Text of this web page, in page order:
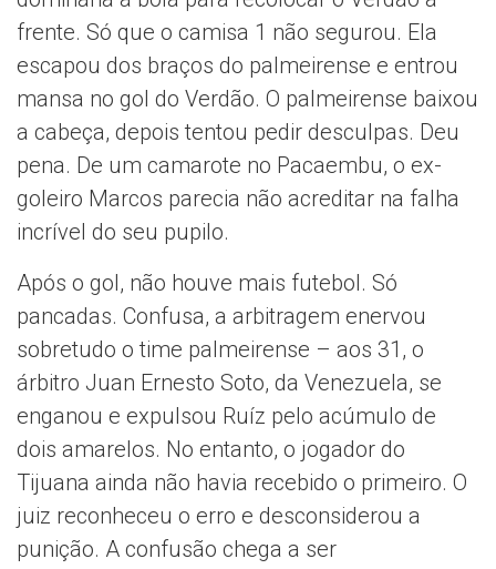
frente. Só que o camisa 1 não segurou. Ela
escapou dos braços do palmeirense e entrou
mansa no gol do Verdão. O palmeirense baixou
a cabeça, depois tentou pedir desculpas. Deu
pena. De um camarote no Pacaembu, o ex-
goleiro Marcos parecia não acreditar na falha
incrível do seu pupilo.
Após o gol, não houve mais futebol. Só
pancadas. Confusa, a arbitragem enervou
sobretudo o time palmeirense – aos 31, o
árbitro Juan Ernesto Soto, da Venezuela, se
enganou e expulsou Ruíz pelo acúmulo de
dois amarelos. No entanto, o jogador do
Tijuana ainda não havia recebido o primeiro. O
juiz reconheceu o erro e desconsiderou a
punição. A confusão chega a ser